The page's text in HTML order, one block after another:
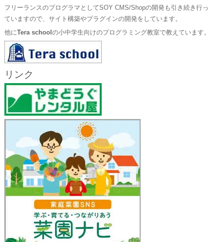
フリーランスのプログラマとしてSOY CMS/Shopの開発も引き続き行っ
ていますので、サイト構築やプラグインの開発をしています。
他にTera school の小中学生向けのプログラミング教室で教えています。
リンク